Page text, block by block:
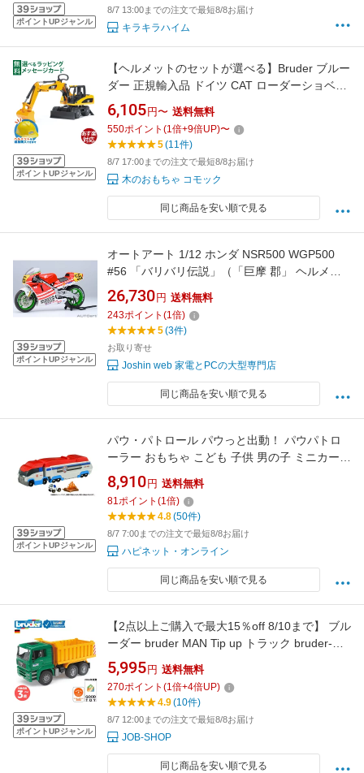
ポイントUPジャンル
8/7 13:00までの注文で最短8/8お届け
キラキラハイム
ポイントUPジャンル
【ヘルメットのセットが選べる】Bruder ブルー
ダー 正規輸入品 ドイツ CAT ローダーショベル
02445 1/16 キャタピラー ミニカー ショベルカ
ー 建機 砂場 おもちゃ ごっこ遊び おうち時間
外遊び 子供
6,105 円〜 送料無料
550ポイント (1倍+9倍UP)〜
5(11件)
8/7 17:00までの注文で最短8/8お届け
木のおもちゃ コモック
同じ商品を安い順で見る
ポイントUPジャンル
オートアート 1/12 ホンダ NSR500 WGP500
#56 「バリバリ伝説」（「巨摩 郡」 ヘルメッ
ト付属）【12566】 ミニカー
26,730 円 送料無料
243ポイント (1倍)
5(3件)
お取り寄せ
Joshin web 家電とPCの大型専門店
同じ商品を安い順で見る
ポイントUPジャンル
パウ・パトロール パウっと出動！ パウパトロ
ーラー おもちゃ こども 子供 男の子 ミニカー
車 くるま 3歳
8,910 円 送料無料
81ポイント (1倍)
4.8(50件)
8/7 7:00までの注文で最短8/8お届け
ハピネット・オンライン
同じ商品を安い順で見る
ポイントUPジャンル
【2点以上ご購入で最大15％off 8/10まで】 ブル
ーダー bruder MAN Tip up トラック bruder-
02765 | 玩具 おもちゃ 子供 知育玩具 くるまお
もちゃ 車 車おもちゃ男の子 三歳児 男の子 誕生
日プレゼント グッドトイ 人気
5,995 円 送料無料
270ポイント (1倍+4倍UP)
4.9(10件)
8/7 12:00までの注文で最短8/8お届け
JOB-SHOP
同じ商品を安い順で見る